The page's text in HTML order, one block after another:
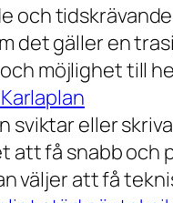
det gäller en
möjlighet till
sviktar eller
att få snabb
väljer att få